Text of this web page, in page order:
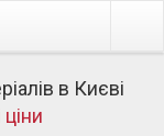
в Києві